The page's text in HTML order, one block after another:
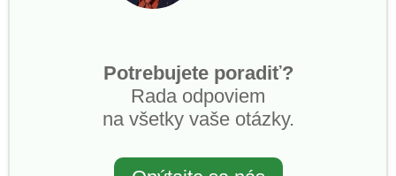
Potrebujete poradiť?
Rada odpoviem
na všetky vaše otázky.